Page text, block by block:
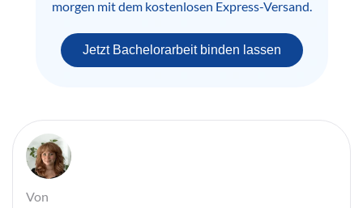
morgen mit dem kostenlosen Express-Versand.
Jetzt Bachelorarbeit binden lassen
Von